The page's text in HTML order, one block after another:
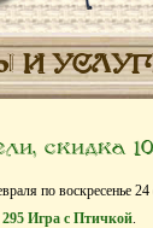
И
скидка
по воскресенье
295 Игра с Птичкой.